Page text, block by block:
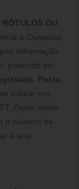
OU
à Ousadias,
informação
podendo ser
Posta
indicar nos
Deste modo
o número de
a sua